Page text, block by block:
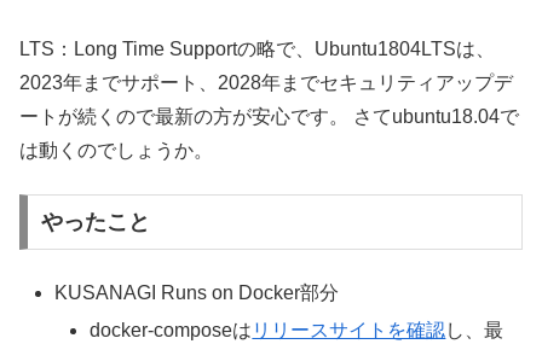
LTS：Long Time Supportの略で、Ubuntu1804LTSは、
2023年までサポート、2028年までセキュリティアップデ
ートが続くので最新の方が安心です。 さてubuntu18.04で
は動くのでしょうか。
やったこと
KUSANAGI Runs on Docker部分
docker-composeは リリースサイトを確認し、最